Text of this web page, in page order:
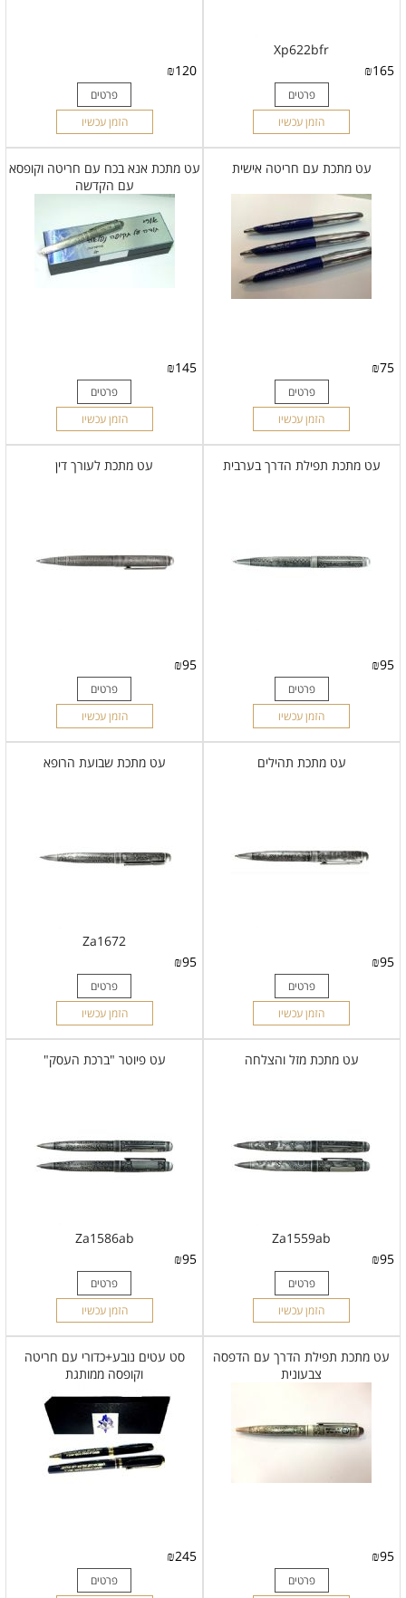
Xp622bfr
₪165
פרטים
הזמן עכשיו
₪120
פרטים
הזמן עכשיו
עט מתכת עם חריטה אישית
₪75
פרטים
הזמן עכשיו
עט מתכת אנא בכח עם חריטה וקופסא
עם הקדשה
₪145
פרטים
הזמן עכשיו
עט מתכת תפילת הדרך בערבית
₪95
פרטים
הזמן עכשיו
עט מתכת לעורך דין
₪95
פרטים
הזמן עכשיו
עט מתכת תהילים
₪95
פרטים
הזמן עכשיו
עט מתכת שבועת הרופא
Za1672
₪95
פרטים
הזמן עכשיו
עט מתכת מזל והצלחה
Za1559ab
₪95
פרטים
הזמן עכשיו
עט פיוטר "ברכת העסק"
Za1586ab
₪95
פרטים
הזמן עכשיו
עט מתכת תפילת הדרך עם הדפסה
צבעונית
₪95
פרטים
סט עטים נובע+כדורי עם חריטה
וקופסה ממותגת
₪245
פרטים